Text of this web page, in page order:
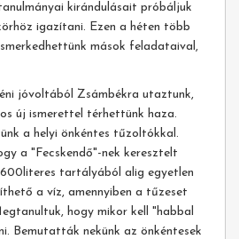
kirándulásait próbáljuk
igazítani. Ezen a héten több
mások feladataival,
jóvoltából Zsámbékra utaztunk,
új ismerettel térhettünk haza.
a helyi önkéntes tűzoltókkal.
a "Fecskendő"-nek keresztelt
tartályából alig egyetlen
a víz, amennyiben a tűzeset
hogy mikor kell "habbal
Bemutatták nekünk az önkéntesek